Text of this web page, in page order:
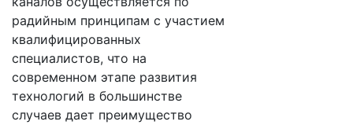
радийным принципам с участием
квалифицированных
специалистов, что на
современном этапе развития
технологий в большинстве
случаев дает преимущество